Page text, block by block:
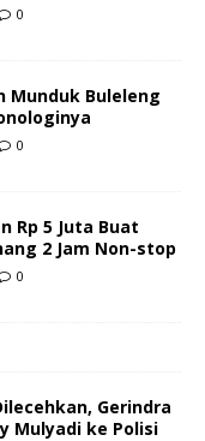
0
Munduk Buleleng
0
Rp 5 Juta Buat
2 Jam Non-stop
0
Gerindra
Mulyadi ke Polisi